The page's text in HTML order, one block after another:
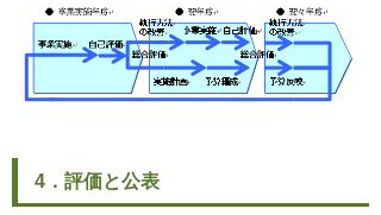
4．評価と公表